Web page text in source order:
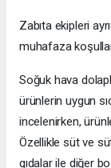
Zabıta ekipleri
muhafaza
Soğuk hava
ürünlerin uygun
incelenirken,
Özellikle süt ve
gıdalar ile diğer